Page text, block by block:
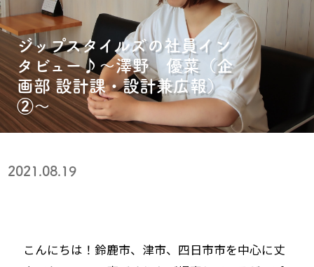
ジップスタイルズの社員イン
タビュー♪〜澤野 優菜（企
画部 設計課・設計兼広報）
②〜
2021.08.19
こんにちは！鈴鹿市、津市、四日市市を中心に丈